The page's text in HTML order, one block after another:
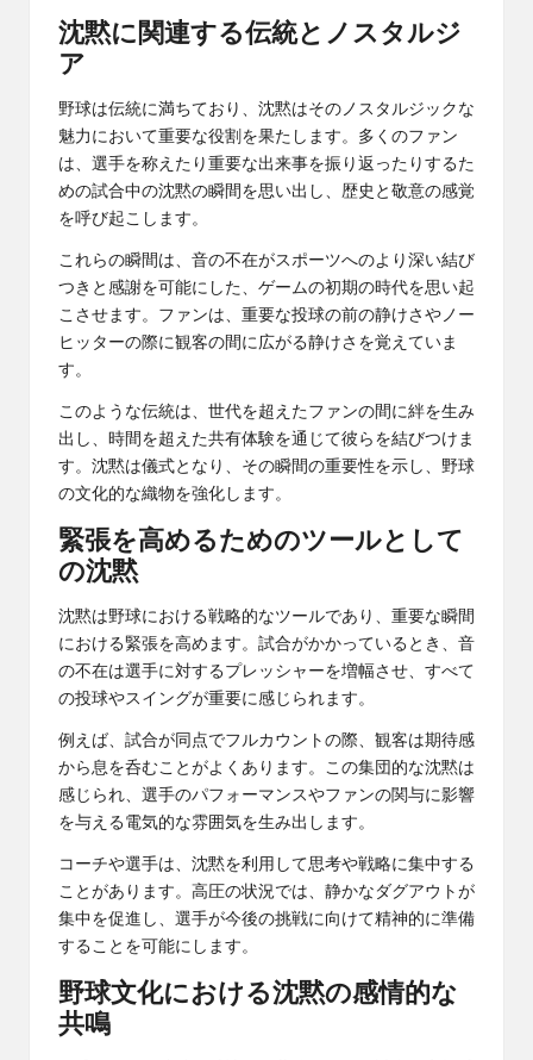
沈黙に関連する伝統とノスタルジ
ア
野球は伝統に満ちており、沈黙はそのノスタルジックな
魅力において重要な役割を果たします。多くのファン
は、選手を称えたり重要な出来事を振り返ったりするた
めの試合中の沈黙の瞬間を思い出し、歴史と敬意の感覚
を呼び起こします。
これらの瞬間は、音の不在がスポーツへのより深い結び
つきと感謝を可能にした、ゲームの初期の時代を思い起
こさせます。ファンは、重要な投球の前の静けさやノー
ヒッターの際に観客の間に広がる静けさを覚えていま
す。
このような伝統は、世代を超えたファンの間に絆を生み
出し、時間を超えた共有体験を通じて彼らを結びつけま
す。沈黙は儀式となり、その瞬間の重要性を示し、野球
の文化的な織物を強化します。
緊張を高めるためのツールとして
の沈黙
沈黙は野球における戦略的なツールであり、重要な瞬間
における緊張を高めます。試合がかかっているとき、音
の不在は選手に対するプレッシャーを増幅させ、すべて
の投球やスイングが重要に感じられます。
例えば、試合が同点でフルカウントの際、観客は期待感
から息を呑むことがよくあります。この集団的な沈黙は
感じられ、選手のパフォーマンスやファンの関与に影響
を与える電気的な雰囲気を生み出します。
コーチや選手は、沈黙を利用して思考や戦略に集中する
ことがあります。高圧の状況では、静かなダグアウトが
集中を促進し、選手が今後の挑戦に向けて精神的に準備
することを可能にします。
野球文化における沈黙の感情的な
共鳴